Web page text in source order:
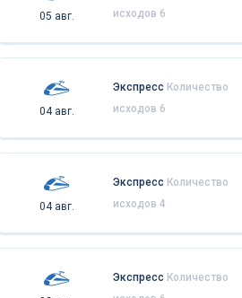
05 авг.
исходов 6
04 авг.
Экспресс Количество
исходов 6
04 авг.
Экспресс Количество
исходов 4
Экспресс Количество